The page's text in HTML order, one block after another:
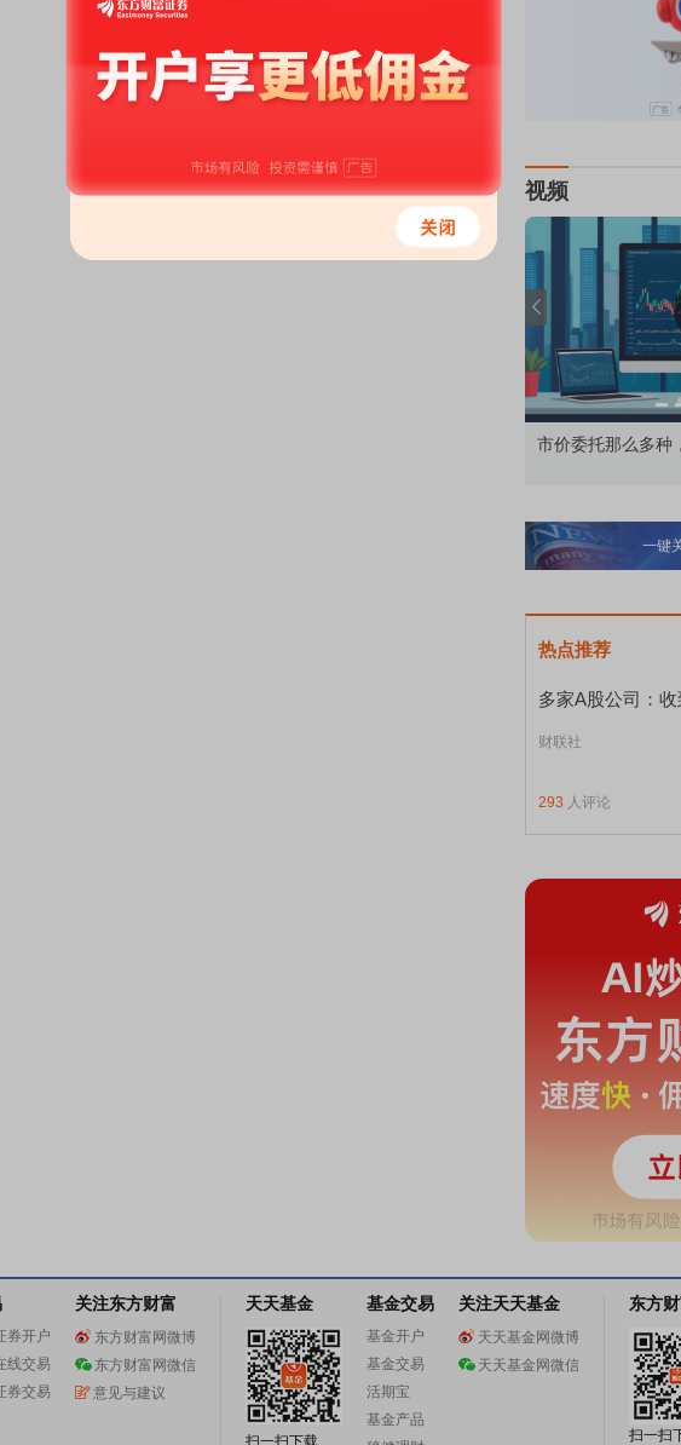
视频
市价委托那么多种
一键
热点推荐
多家A股公司：
财联社
293 人评论
券开户
线交易
券交易
关注东方财富
东方财富网微博
东方财富网微信
意见与建议
天天基金
扫一扫下载
基金交易
基金开户
基金交易
活期宝
基金产品
关注天天基金
天天基金网微博
天天基金网微信
东方
扫一扫